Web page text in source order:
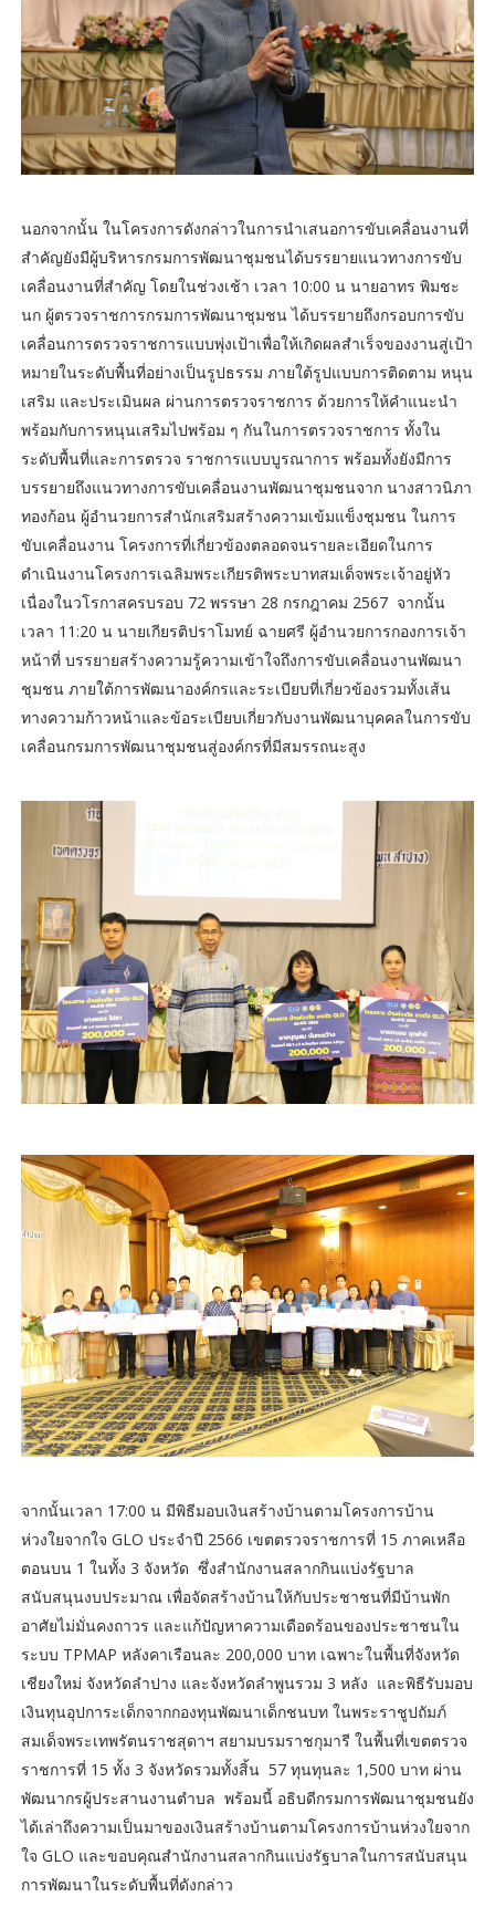
นอกจากนั้น ในโครงการดังกล่าวในการนำเสนอการขับเคลื่อนงานที่
สำคัญยังมีผู้บริหารกรมการพัฒนาชุมชนได้บรรยายแนวทางการขับ
เคลื่อนงานที่สำคัญ โดยในช่วงเช้า เวลา 10:00 น นายอาทร พิมชะ
นก ผู้ตรวจราชการกรมการพัฒนาชุมชน ได้บรรยายถึงกรอบการขับ
เคลื่อนการตรวจราชการแบบพุ่งเป้าเพื่อให้เกิดผลสำเร็จของงานสู่เป้า
หมายในระดับพื้นที่อย่างเป็นรูปธรรม ภายใต้รูปแบบการติดตาม หนุน
เสริม และประเมินผล ผ่านการตรวจราชการ ด้วยการให้คำแนะนำ
พร้อมกับการหนุนเสริมไปพร้อม ๆ กันในการตรวจราชการ ทั้งใน
ระดับพื้นที่และการตรวจ ราชการแบบบูรณาการ พร้อมทั้งยังมีการ
บรรยายถึงแนวทางการขับเคลื่อนงานพัฒนาชุมชนจาก นางสาวนิภา
ทองก้อน ผู้อำนวยการสำนักเสริมสร้างความเข้มแข็งชุมชน ในการ
ขับเคลื่อนงาน โครงการที่เกี่ยวข้องตลอดจนรายละเอียดในการ
ดำเนินงานโครงการเฉลิมพระเกียรติพระบาทสมเด็จพระเจ้าอยู่หัว
เนื่องในวโรกาสครบรอบ 72 พรรษา 28 กรกฎาคม 2567 จากนั้น
เวลา 11:20 น นายเกียรติปราโมทย์ ฉายศรี ผู้อำนวยการกองการเจ้า
หน้าที่ บรรยายสร้างความรู้ความเข้าใจถึงการขับเคลื่อนงานพัฒนา
ชุมชน ภายใต้การพัฒนาองค์กรและระเบียบที่เกี่ยวข้องรวมทั้งเส้น
ทางความก้าวหน้าและข้อระเบียบเกี่ยวกับงานพัฒนาบุคคลในการขับ
เคลื่อนกรมการพัฒนาชุมชนสู่องค์กรที่มีสมรรถนะสูง
จากนั้นเวลา 17:00 น มีพิธีมอบเงินสร้างบ้านตามโครงการบ้าน
ห่วงใยจากใจ GLO ประจำปี 2566 เขตตรวจราชการที่ 15 ภาคเหลือ
ตอนบน 1 ในทั้ง 3 จังหวัด ซึ่งสำนักงานสลากกินแบ่งรัฐบาล
สนับสนุนงบประมาณ เพื่อจัดสร้างบ้านให้กับประชาชนที่มีบ้านพัก
อาศัยไม่มั่นคงถาวร และแก้ปัญหาความเดือดร้อนของประชาชนใน
ระบบ TPMAP หลังคาเรือนละ 200,000 บาท เฉพาะในพื้นที่จังหวัด
เชียงใหม่ จังหวัดลำปาง และจังหวัดลำพูนรวม 3 หลัง และพิธีรับมอบ
เงินทุนอุปการะเด็กจากกองทุนพัฒนาเด็กชนบท ในพระราชูปถัมภ์
สมเด็จพระเทพรัตนราชสุดาฯ สยามบรมราชกุมารี ในพื้นที่เขตตรวจ
ราชการที่ 15 ทั้ง 3 จังหวัดรวมทั้งสิ้น 57 ทุนทุนละ 1,500 บาท ผ่าน
พัฒนากรผู้ประสานงานตำบล พร้อมนี้ อธิบดีกรมการพัฒนาชุมชนยัง
ได้เล่าถึงความเป็นมาของเงินสร้างบ้านตามโครงการบ้านห่วงใยจาก
ใจ GLO และขอบคุณสำนักงานสลากกินแบ่งรัฐบาลในการสนับสนุน
การพัฒนาในระดับพื้นที่ดังกล่าว